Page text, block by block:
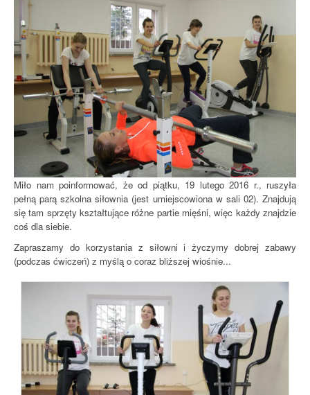
Miło nam poinformować, że od piątku, 19 lutego 2016 r., ruszyła
pełną parą szkolna siłownia (jest umiejscowiona w sali 02). Znajdują
się tam sprzęty kształtujące różne partie mięśni, więc każdy znajdzie
coś dla siebie.
Zapraszamy do korzystania z siłowni i życzymy dobrej zabawy
(podczas ćwiczeń) z myślą o coraz bliższej wiośnie...